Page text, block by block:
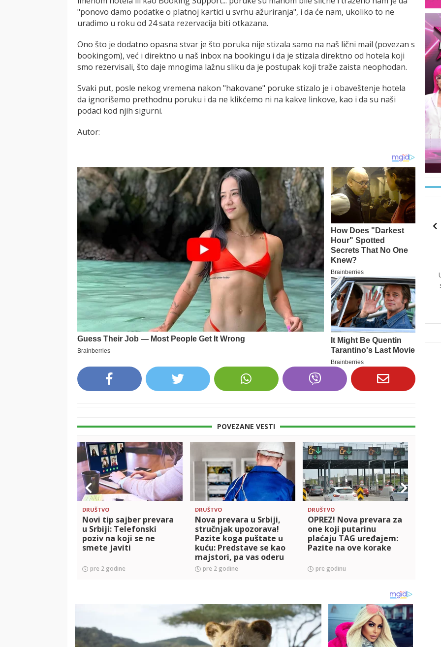
"ponovo damo podatke o platnoj kartici u svrhu ažuriranja", i da će nam, ukoliko to ne
uradimo u roku od 24 sata rezervacija biti otkazana.
Ono što je dodatno opasna stvar je što poruka nije stizala samo na naš lični mail (povezan s
bookingom), već i direktno u naš inbox na bookingu i da je stizala direktno od hotela koji
smo rezervisali, što daje mnogima lažnu sliku da je postupak koji traže zaista neophodan.
Svaki put, posle nekog vremena nakon "hakovane" poruke stizalo je i obaveštenje hotela
da ignorišemo prethodnu poruku i da ne klikćemo ni na kakve linkove, kao i da su naši
podaci kod njih sigurni.
Autor:
POVEZANE VESTI
DRUŠTVO
Novi tip sajber prevara
u Srbiji: Telefonski
poziv na koji se ne
smete javiti
pre 2 godine
DRUŠTVO
Nova prevara u Srbiji,
stručnjak upozorava!
Pazite koga puštate u
kuću: Predstave se kao
majstori, pa vas oderu
pre 2 godine
DRUŠTVO
OPREZ! Nova prevara za
one koji putarinu
plaćaju TAG uređajem:
Pazite na ove korake
pre godinu